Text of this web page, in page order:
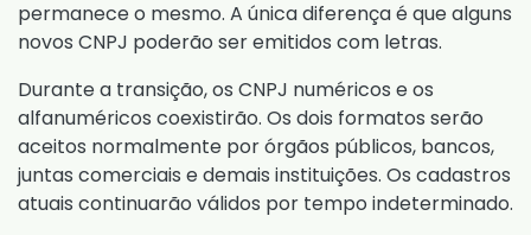
permanece o mesmo. A única diferença é que alguns
novos CNPJ poderão ser emitidos com letras.
Durante a transição, os CNPJ numéricos e os
alfanuméricos coexistirão. Os dois formatos serão
aceitos normalmente por órgãos públicos, bancos,
juntas comerciais e demais instituições. Os cadastros
atuais continuarão válidos por tempo indeterminado.